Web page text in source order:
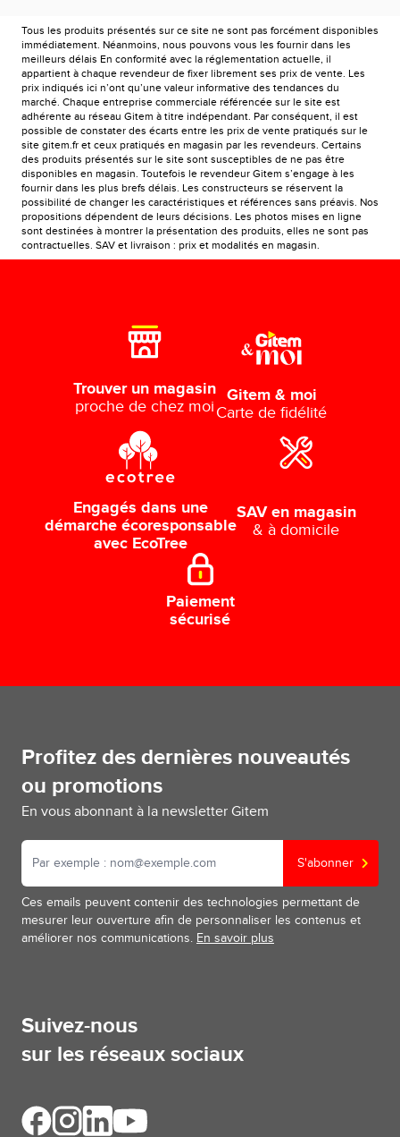
Tous les produits présentés sur ce site ne sont pas forcément disponibles
immédiatement. Néanmoins, nous pouvons vous les fournir dans les
meilleurs délais En conformité avec la réglementation actuelle, il
appartient à chaque revendeur de fixer librement ses prix de vente. Les
prix indiqués ici n’ont qu’une valeur informative des tendances du
marché. Chaque entreprise commerciale référencée sur le site est
adhérente au réseau Gitem à titre indépendant. Par conséquent, il est
possible de constater des écarts entre les prix de vente pratiqués sur le
site gitem.fr et ceux pratiqués en magasin par les revendeurs. Certains
des produits présentés sur le site sont susceptibles de ne pas être
disponibles en magasin. Toutefois le revendeur Gitem s’engage à les
fournir dans les plus brefs délais. Les constructeurs se réservent la
possibilité de changer les caractéristiques et références sans préavis. Nos
propositions dépendent de leurs décisions. Les photos mises en ligne
sont destinées à montrer la présentation des produits, elles ne sont pas
contractuelles. SAV et livraison : prix et modalités en magasin.
Trouver un magasin
proche de chez moi
Gitem & moi
Carte de fidélité
Engagés dans une
démarche écoresponsable
avec EcoTree
SAV en magasin
& à domicile
Paiement
sécurisé
Profitez des dernières nouveautés
ou promotions
En vous abonnant à la newsletter Gitem
S'abonner
Ces emails peuvent contenir des technologies permettant de
mesurer leur ouverture afin de personnaliser les contenus et
améliorer nos communications. En savoir plus
Suivez-nous
sur les réseaux sociaux